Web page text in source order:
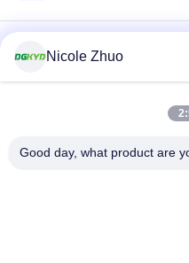
connettore di
Nicole Zhuo
Good day, what product are